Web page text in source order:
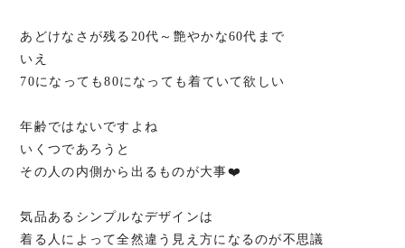
あどけなさが残る20代～艶やかな60代まで
いえ
70になっても80になっても着ていて欲しい
年齢ではないですよね
いくつであろうと
その人の内側から出るものが大事❤️
気品あるシンプルなデザインは
着る人によって全然違う見え方になるのが不思議